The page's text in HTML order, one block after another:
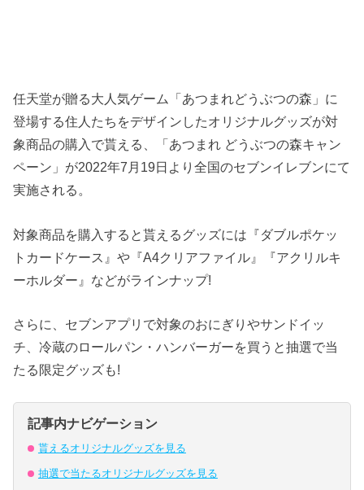
任天堂が贈る大人気ゲーム「あつまれどうぶつの森」に
登場する住人たちをデザインしたオリジナルグッズが対
象商品の購入で貰える、「あつまれ どうぶつの森キャン
ペーン」が2022年7月19日より全国のセブンイレブンにて
実施される。
対象商品を購入すると貰えるグッズには『ダブルポケッ
トカードケース』や『A4クリアファイル』『アクリルキ
ーホルダー』などがラインナップ!
さらに、セブンアプリで対象のおにぎりやサンドイッ
チ、冷蔵のロールパン・ハンバーガーを買うと抽選で当
たる限定グッズも!
記事内ナビゲーション
貰えるオリジナルグッズを見る
抽選で当たるオリジナルグッズを見る